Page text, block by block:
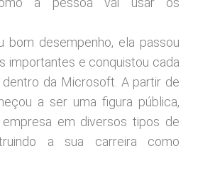
bom desempenho, ela passou
importantes e conquistou cada
da Microsoft. A partir de
a ser uma figura pública,
em diversos tipos de
a sua carreira como